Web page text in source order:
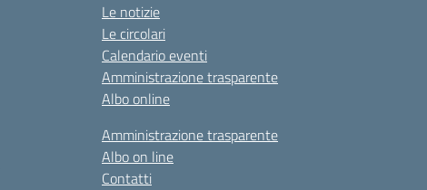
Le notizie
Le circolari
Calendario eventi
Amministrazione trasparente
Albo online
Amministrazione trasparente
Albo on line
Contatti